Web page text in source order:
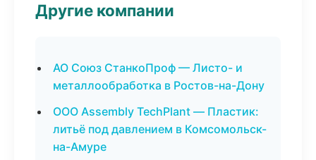
Другие компании
АО Союз СтанкоПроф — Листо- и
металлообработка в Ростов-на-Дону
ООО Assembly TechPlant — Пластик:
литьё под давлением в Комсомольск-
на-Амуре